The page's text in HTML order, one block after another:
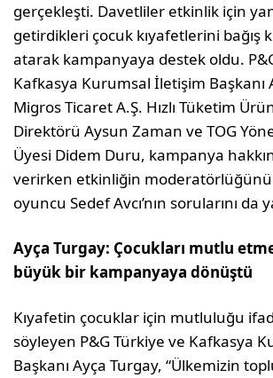
gerçekleşti. Davetliler etkinlik için
getirdikleri çocuk kıyafetlerini bağış
atarak kampanyaya destek oldu.
Kafkasya Kurumsal İletişim Başkanı
Migros Ticaret A.Ş. Hızlı Tüketim
Direktörü Aysun Zaman ve TOG
Üyesi Didem Duru, kampanya
verirken etkinliğin
oyuncu Sedef Avcı’nın sorularını da
Ayça Turgay: Çocukları mutlu
büyük bir kampanyaya dönüştü
Kıyafetin çocuklar için mutluluğu
söyleyen P&G Türkiye ve Kafkasya
Başkanı Ayça Turgay, “Ülkemizin